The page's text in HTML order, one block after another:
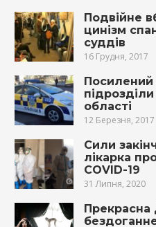
Подвійне
цинізм
суддів
16 Грудня, 2017
області
12 Березня, 2017
Сили
лікарка
COVID-19
31 Липня, 2020
Прекрасна